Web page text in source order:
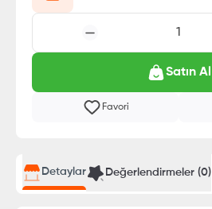
1
Satın Al
Favori
Detaylar Değerlendirmeler (0)